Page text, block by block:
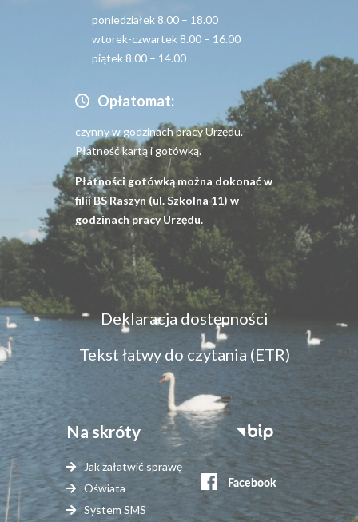
poniedziałek 8.00 – 18.00
wtorek-czwartek 8.00 – 16.00
piątek 8.00 – 14.00
Opłatomat:
czynny w godzinach pracy Urzędu.
Płatność kartą i gotówką.
Płatności gotówką można dokonać w
filii BS Raszyn (ul. Szkolna 11) w
godzinach pracy Urzędu.
Menu
dostępność
Deklaracja dostępności
Tekst łatwy do czytania (ETR)
Na skróty
Jak załatwić sprawę
Oświata
System SMS
Stopka
serwisy
zewnętrzne